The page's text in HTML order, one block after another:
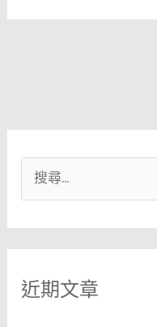
二
則：
說
一
句
射
尋
關
字
近期文章